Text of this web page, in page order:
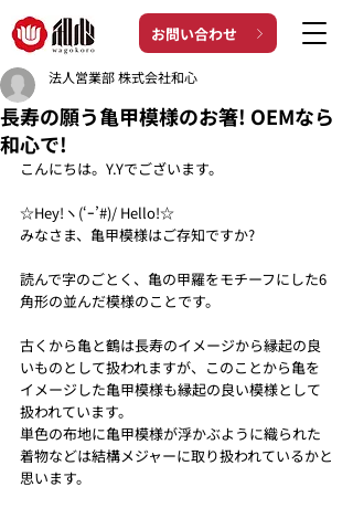
お問い合わせ
長寿の願う亀甲模様のお箸! OEMなら
和心で!
法人営業部 株式会社和心
こんにちは。Y.Yでございます。
☆Hey!ヽ(‘ｰ’#)/ Hello!☆
みなさま、亀甲模様はご存知ですか?
読んで字のごとく、亀の甲羅をモチーフにした6
角形の並んだ模様のことです。
古くから亀と鶴は長寿のイメージから縁起の良
いものとして扱われますが、このことから亀を
イメージした亀甲模様も縁起の良い模様として
扱われています。
単色の布地に亀甲模様が浮かぶように織られた
着物などは結構メジャーに取り扱われているかと
思います。